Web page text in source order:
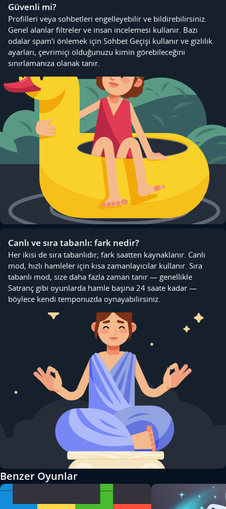
Güvenli mi?
Profilleri veya sohbetleri engelleyebilir ve bildirebilirsiniz.
Genel alanlar filtreler ve insan incelemesi kullanır. Bazı
odalar spam'i önlemek için Sohbet Geçişi kullanır ve gizlilik
ayarları, çevrimiçi olduğunuzu kimin görebileceğini
sınırlamanıza olanak tanır.
Canlı ve sıra tabanlı: fark nedir?
Her ikisi de sıra tabanlıdır; fark saatten kaynaklanır. Canlı
mod, hızlı hamleler için kısa zamanlayıcılar kullanır. Sıra
tabanlı mod, size daha fazla zaman tanır — genellikle
Satranç gibi oyunlarda hamle başına 24 saate kadar —
böylece kendi temponuzda oynayabilirsiniz.
Benzer Oyunlar